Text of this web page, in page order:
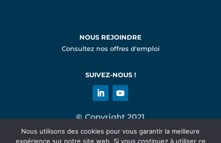
NOUS REJOINDRE
Consultez nos offres d'emploi
SUIVEZ-NOUS !
©Copyright 2021
Nous utilisons des cookies pour vous garantir la meilleure
expérience sur notre site web. Si vous continuez à utiliser ce